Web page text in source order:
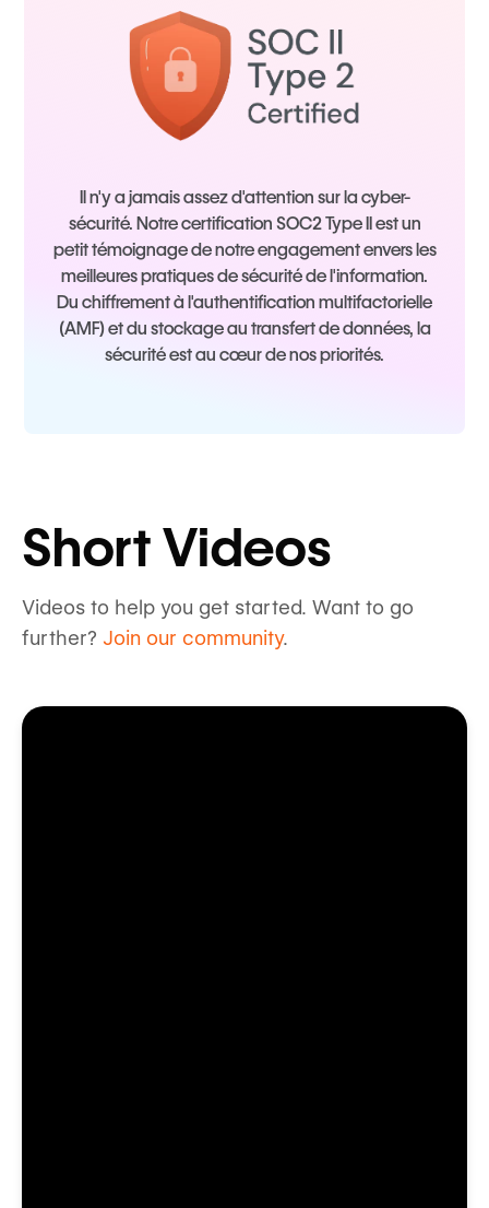
Il n'y a jamais assez d'attention sur la cyber-
sécurité. Notre certification SOC2 Type II est un
petit témoignage de notre engagement envers les
meilleures pratiques de sécurité de l'information.
Du chiffrement à l'authentification multifactorielle
(AMF) et du stockage au transfert de données, la
sécurité est au cœur de nos priorités.
Short Videos
Videos to help you get started. Want to go
further? Join our community.